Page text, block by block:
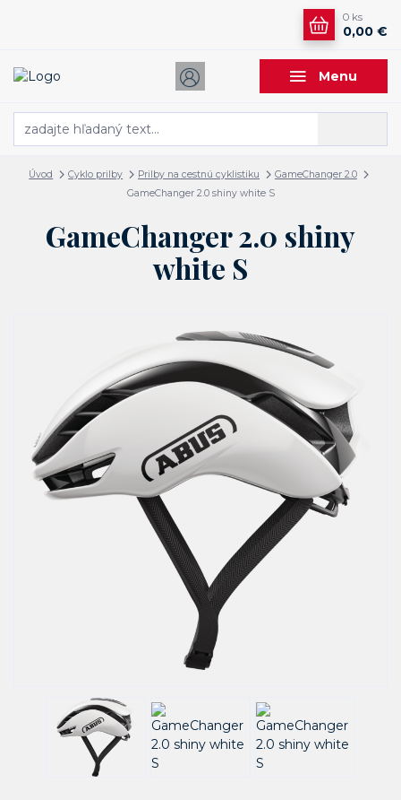
Menu
0 ks
0,00 €
Úvod Cyklo prilby Prilby na cestnú cyklistiku
GameChanger 2.0
GameChanger 2.0 shiny white S
GameChanger 2.0 shiny
white S